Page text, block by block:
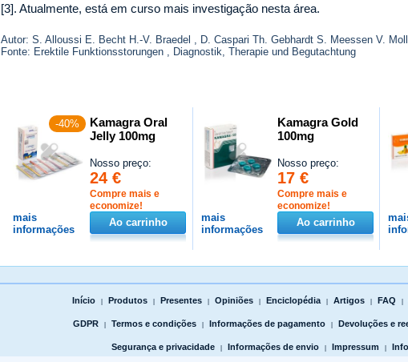
[3]. Atualmente, está em curso mais investigação nesta área.
Autor: S. Alloussi E. Becht H.-V. Braedel , D. Caspari Th. Gebhardt S. Meessen V.
Fonte: Erektile Funktionsstorungen , Diagnostik, Therapie und Begutachtung
-40%
Kamagra Oral
Jelly 100mg
Nosso preço:
24 €
Compre mais e
economize!
mais
informações
Ao carrinho
Kamagra Gold
100mg
Nosso preço:
17 €
Compre mais e
economize!
mais
informações
Ao carrinho
Início | Produtos | Presentes | Opiniões | Enciclopédia | Artigos | FAQ |
GDPR | Termos e condições | Informações de pagamento | Devoluções e
Segurança e privacidade | Informações de envio | Impressum | Info